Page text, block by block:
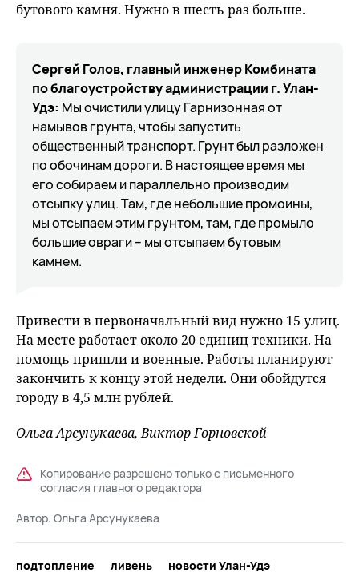
бутового камня. Нужно в шесть раз больше.
Сергей Голов, главный инженер Комбината
по благоустройству администрации г. Улан-
Удэ: Мы очистили улицу Гарнизонная от
намывов грунта, чтобы запустить
общественный транспорт. Грунт был разложен
по обочинам дороги. В настоящее время мы
его собираем и параллельно производим
отсыпку улиц. Там, где небольшие промоины,
мы отсыпаем этим грунтом, там, где промыло
большие овраги – мы отсыпаем бутовым
камнем.
Привести в первоначальный вид нужно 15 улиц.
На месте работает около 20 единиц техники. На
помощь пришли и военные. Работы планируют
закончить к концу этой недели. Они обойдутся
городу в 4,5 млн рублей.
Ольга Арсунукаева, Виктор Горновской
Копирование разрешено только с письменного
согласия главного редактора
Автор: Ольга Арсунукаева
подтопление ливень
новости Улан-Удэ